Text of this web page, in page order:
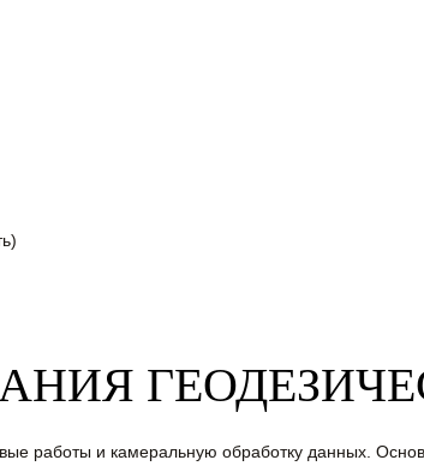
работы и камеральную обработку данных.